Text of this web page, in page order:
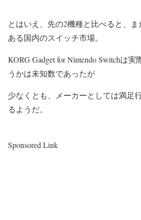
とはいえ、先の2機種と比べると、
ある国内のスイッチ市場。
KORG Gadget for Nintendo Switchは
うかは未知数であったが
少なくとも、メーカーとしては満足
るようだ。
Sponsored Link